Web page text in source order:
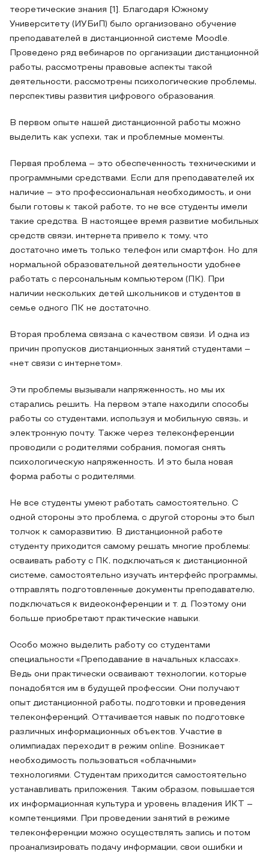
теоретические знания [1]. Благодаря Южному
Университету (ИУБиП) было организовано обучение
преподавателей в дистанционной системе Moodle.
Проведено ряд вебинаров по организации дистанционной
работы, рассмотрены правовые аспекты такой
деятельности, рассмотрены психологические проблемы,
перспективы развития цифрового образования.
В первом опыте нашей дистанционной работы можно
выделить как успехи, так и проблемные моменты.
Первая проблема – это обеспеченность техническими и
программными средствами. Если для преподавателей их
наличие – это профессиональная необходимость, и они
были готовы к такой работе, то не все студенты имели
такие средства. В настоящее время развитие мобильных
средств связи, интернета привело к тому, что
достаточно иметь только телефон или смартфон. Но для
нормальной образовательной деятельности удобнее
работать с персональным компьютером (ПК). При
наличии нескольких детей школьников и студентов в
семье одного ПК не достаточно.
Вторая проблема связана с качеством связи. И одна из
причин пропусков дистанционных занятий студентами –
«нет связи с интернетом».
Эти проблемы вызывали напряженность, но мы их
старались решить. На первом этапе находили способы
работы со студентами, используя и мобильную связь, и
электронную почту. Также через телеконференции
проводили с родителями собрания, помогая снять
психологическую напряженность. И это была новая
форма работы с родителями.
Не все студенты умеют работать самостоятельно. С
одной стороны это проблема, с другой стороны это был
толчок к саморазвитию. В дистанционной работе
студенту приходится самому решать многие проблемы:
осваивать работу с ПК, подключаться к дистанционной
системе, самостоятельно изучать интерфейс программы,
отправлять подготовленные документы преподавателю,
подключаться к видеоконференции и т. д. Поэтому они
больше приобретают практические навыки.
Особо можно выделить работу со студентами
специальности «Преподавание в начальных классах».
Ведь они практически осваивают технологии, которые
понадобятся им в будущей профессии. Они получают
опыт дистанционной работы, подготовки и проведения
телеконференций. Оттачивается навык по подготовке
различных информационных объектов. Участие в
олимпиадах переходит в режим online. Возникает
необходимость пользоваться «облачными»
технологиями. Студентам приходится самостоятельно
устанавливать приложения. Таким образом, повышается
их информационная культура и уровень владения ИКТ –
компетенциями. При проведении занятий в режиме
телеконференции можно осуществлять запись и потом
проанализировать подачу информации, свои ошибки и